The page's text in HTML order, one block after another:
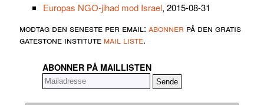
Europas NGO-jihad mod Israel, 2015-08-31
modtag den seneste per email: abonner på den gratis
gatestone institute mail liste.
ABONNER PÅ MAILLISTEN